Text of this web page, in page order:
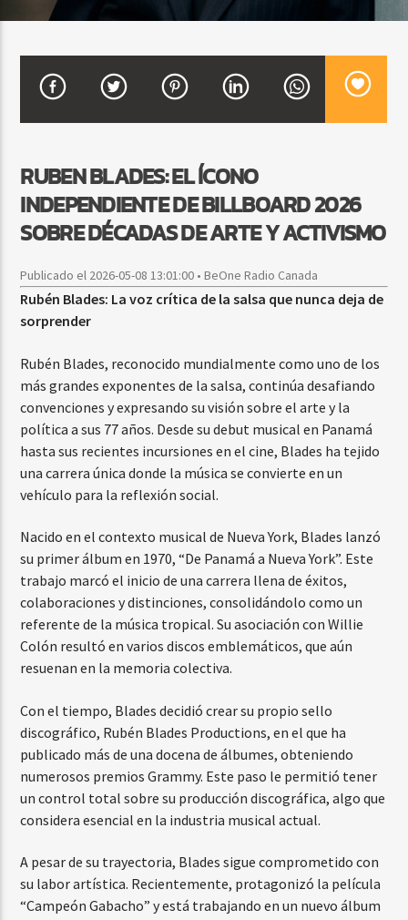
CURRENT SHOW
BALADAS Y VALLENATO
3:00 PM 5:00 PM
Beone Radio
RUBEN BLADES: EL ÍCONO
INDEPENDIENTE DE BILLBOARD 2026
SOBRE DÉCADAS DE ARTE Y ACTIVISMO
Publicado el 2026-05-08 13:01:00 • BeOne Radio Canada
Rubén Blades: La voz crítica de la salsa que nunca deja de
sorprender
Rubén Blades, reconocido mundialmente como uno de los
más grandes exponentes de la salsa, continúa desafiando
convenciones y expresando su visión sobre el arte y la
política a sus 77 años. Desde su debut musical en Panamá
hasta sus recientes incursiones en el cine, Blades ha tejido
una carrera única donde la música se convierte en un
vehículo para la reflexión social.
Nacido en el contexto musical de Nueva York, Blades lanzó
su primer álbum en 1970, “De Panamá a Nueva York”. Este
trabajo marcó el inicio de una carrera llena de éxitos,
colaboraciones y distinciones, consolidándolo como un
referente de la música tropical. Su asociación con Willie
Colón resultó en varios discos emblemáticos, que aún
resuenan en la memoria colectiva.
Con el tiempo, Blades decidió crear su propio sello
discográfico, Rubén Blades Productions, en el que ha
publicado más de una docena de álbumes, obteniendo
numerosos premios Grammy. Este paso le permitió tener
un control total sobre su producción discográfica, algo que
considera esencial en la industria musical actual.
A pesar de su trayectoria, Blades sigue comprometido con
su labor artística. Recientemente, protagonizó la película
“Campeón Gabacho” y está trabajando en un nuevo álbum